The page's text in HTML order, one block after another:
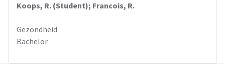
Koops, R. (Student); Francois, R.
Gezondheid
Bachelor